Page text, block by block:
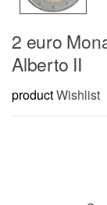
2 euro
Alberto II
productWishlist